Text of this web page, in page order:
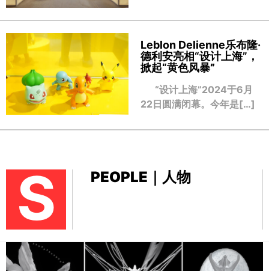
Leblon Delienne乐布隆·
德利安亮相“设计上海”，
掀起“黄色风暴”
“设计上海”2024于6月
22日圆满闭幕。今年是[…]
S PEOPLE｜人物